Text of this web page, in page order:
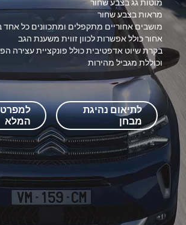
מוטות גג בצבע שחור
מראות בצבע שחור
מושבים אחוריים מתקפלים ומתכוונים כל אחד
אחור כולל אפשרות לכוון זווית משענת הגב
וכוללת מגביל מהירות
לתיאום נהיגת
מבחן
למפרט
המלא